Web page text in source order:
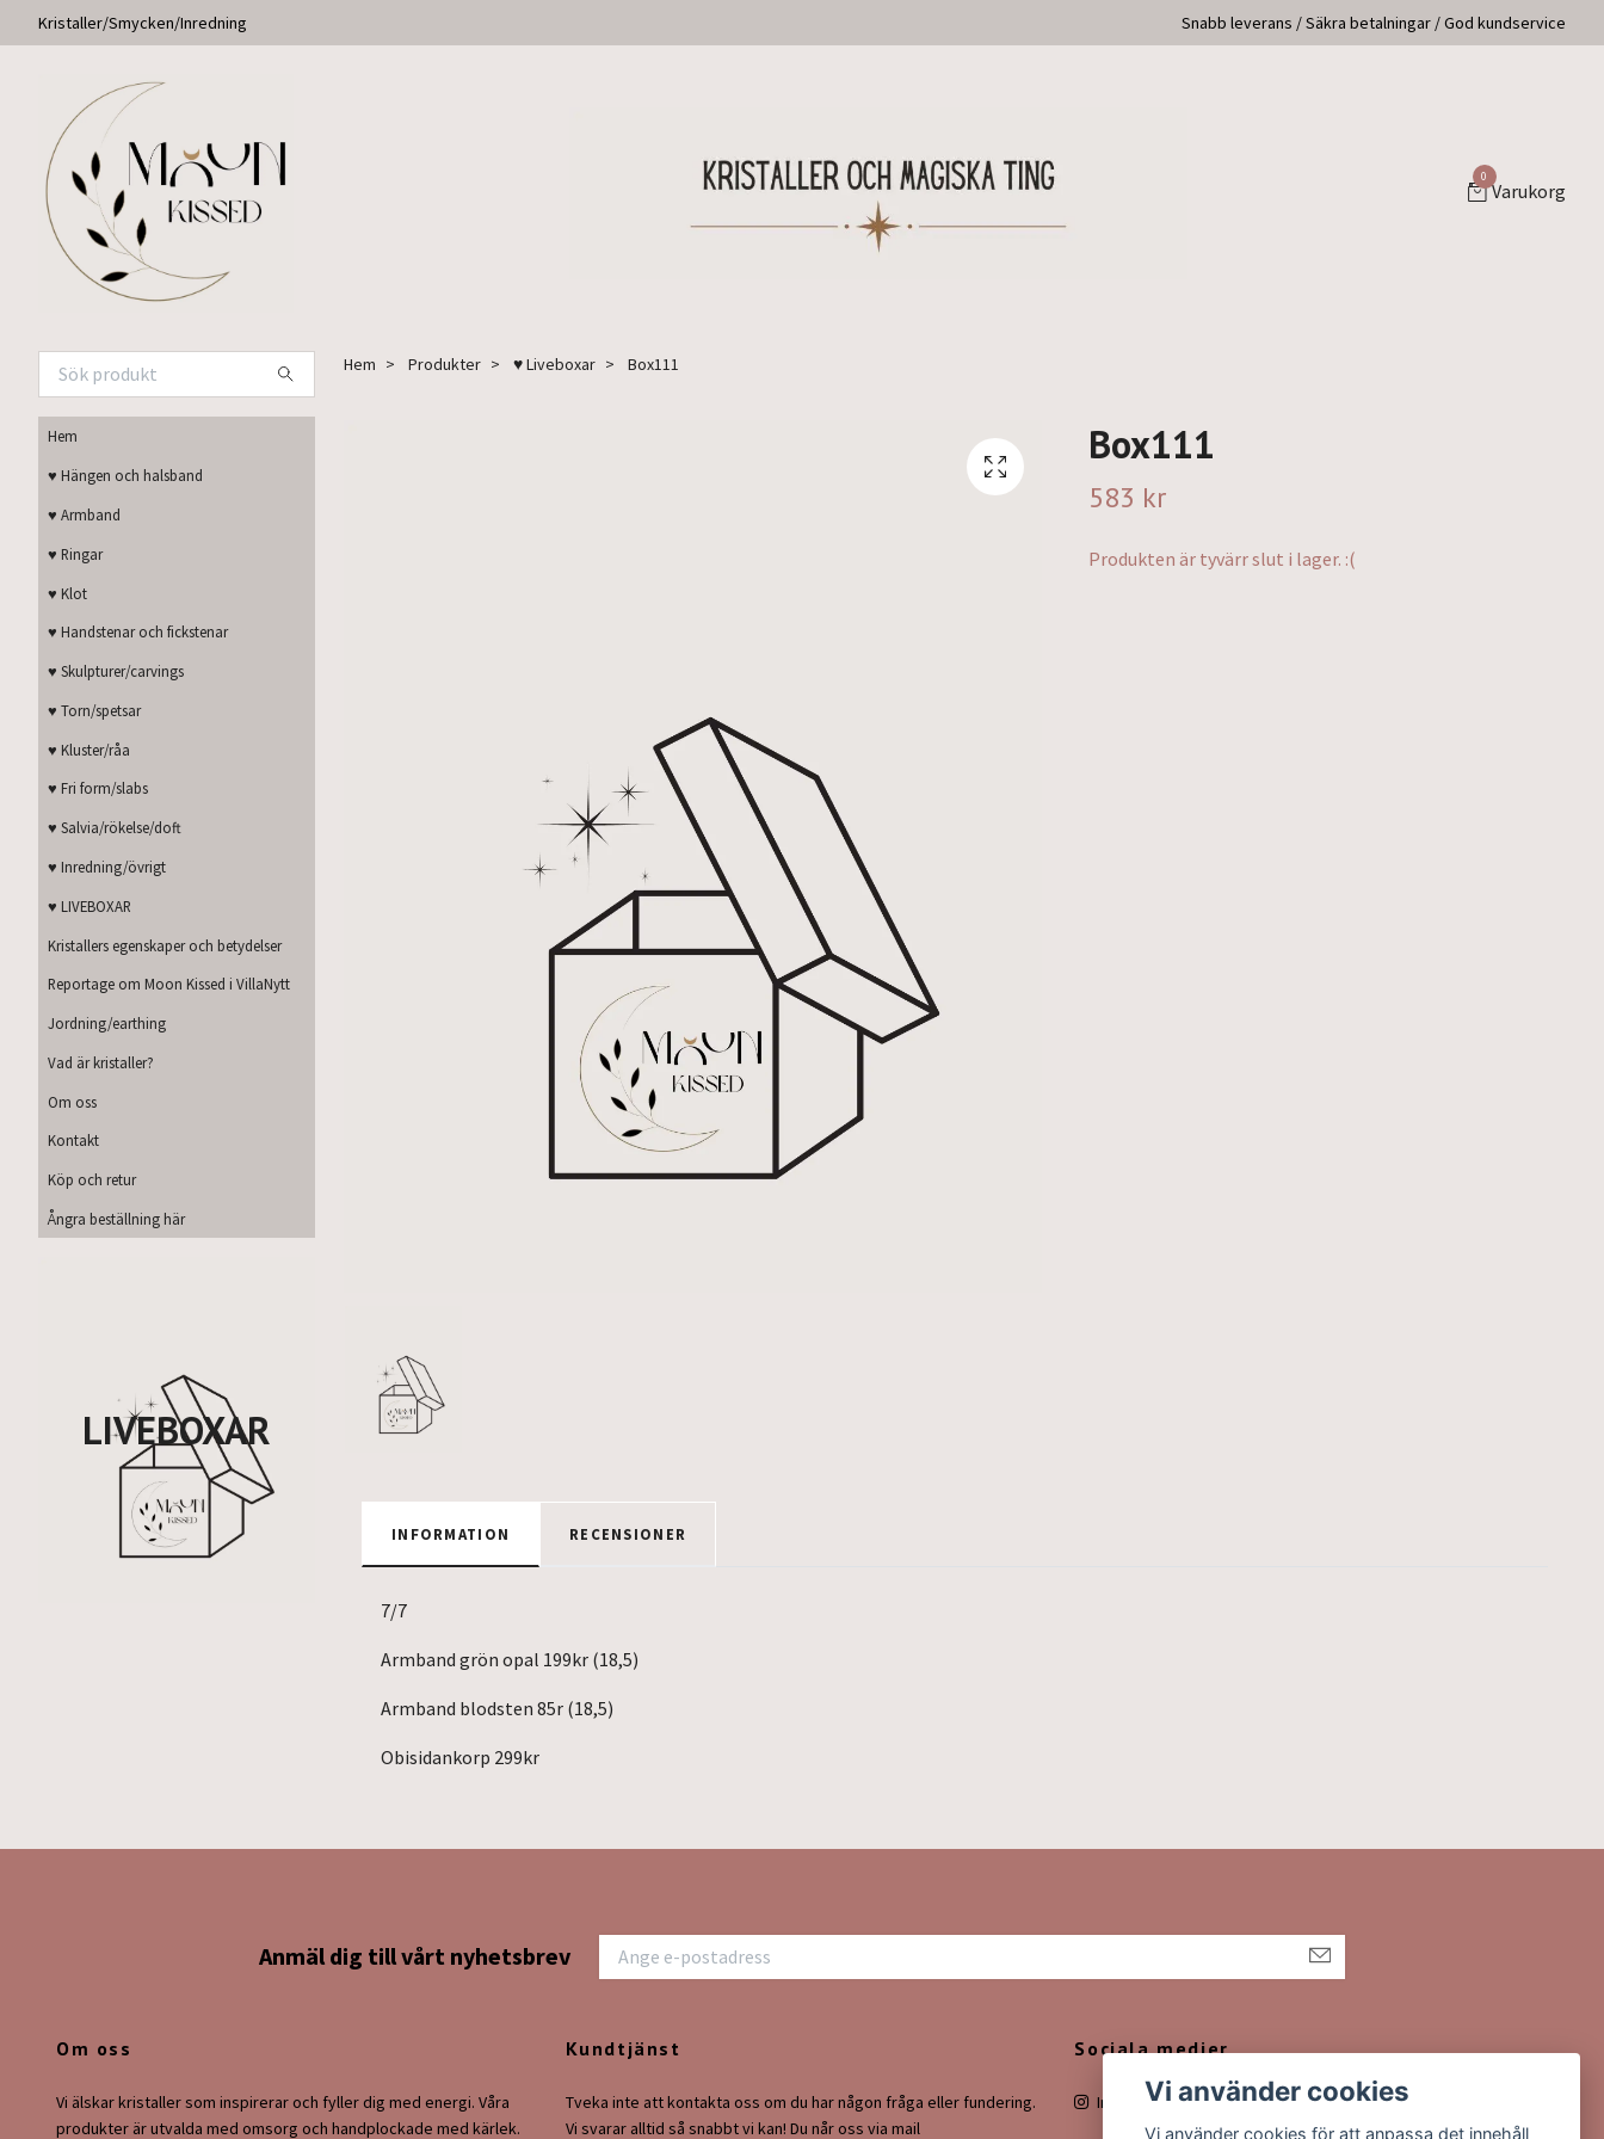
Kristaller/Smycken/Inredning Snabb leverans / Säkra betalningar / God kundservice
0
Varukorg
Hem
♥ Hängen och halsband
♥ Armband
♥ Ringar
♥ Klot
♥ Handstenar och fickstenar
♥ Skulpturer/carvings
♥ Torn/spetsar
♥ Kluster/råa
♥ Fri form/slabs
♥ Salvia/rökelse/doft
♥ Inredning/övrigt
♥ LIVEBOXAR
Kristallers egenskaper och betydelser
Reportage om Moon Kissed i VillaNytt
Jordning/earthing
Vad är kristaller?
Om oss
Kontakt
Köp och retur
Ångra beställning här
LIVEBOXAR
Hem Produkter ♥ Liveboxar Box111
Box111
583 kr
Produkten är tyvärr slut i lager. :(
INFORMATION RECENSIONER
7/7
Armband grön opal 199kr (18,5)
Armband blodsten 85r (18,5)
Obisidankorp 299kr
Anmäl dig till vårt nyhetsbrev
Om oss
Vi älskar kristaller som inspirerar och fyller dig med energi. Våra
produkter är utvalda med omsorg och handplockade med kärlek.
Kundtjänst
Tveka inte att kontakta oss om du har någon fråga eller fundering.
Vi svarar alltid så snabbt vi kan! Du når oss via mail
Sociala medier
InstagramVi använder cookies
Vi använder cookies för att anpassa det innehåll